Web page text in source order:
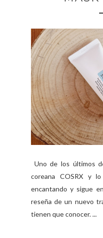
Uno de los últimos
coreana COSRX y
encantando y sigue
reseña de un nuevo
tienen que conocer. ...